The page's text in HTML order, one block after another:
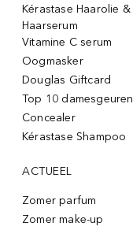
Kérastase Haarolie &
Haarserum
Vitamine C serum
Oogmasker
Douglas Giftcard
Top 10 damesgeuren
Concealer
Kérastase Shampoo
ACTUEEL
Zomer parfum
Zomer make-up